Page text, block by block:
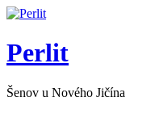
Přeskočit
obsah
Perlit
Šenov u Nového Jičína